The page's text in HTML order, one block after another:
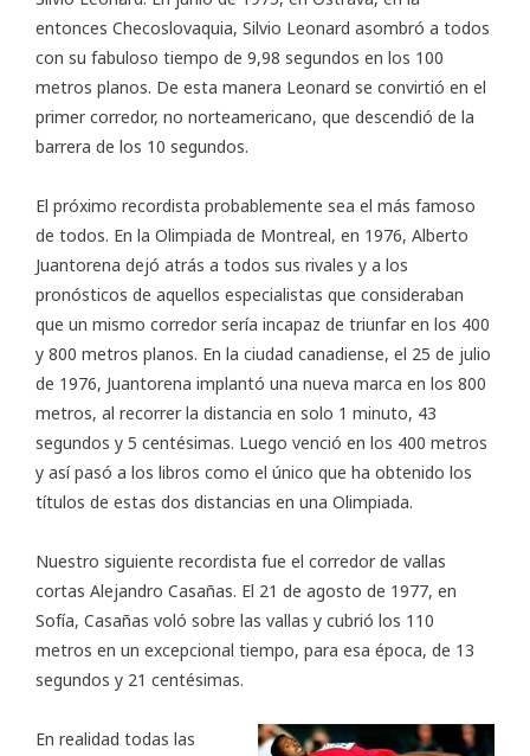
entonces Checoslovaquia, Silvio Leonard asombró a todos
con su fabuloso tiempo de 9,98 segundos en los 100
metros planos. De esta manera Leonard se convirtió en el
primer corredor, no norteamericano, que descendió de la
barrera de los 10 segundos.
El próximo recordista probablemente sea el más famoso
de todos. En la Olimpiada de Montreal, en 1976, Alberto
Juantorena dejó atrás a todos sus rivales y a los
pronósticos de aquellos especialistas que consideraban
que un mismo corredor sería incapaz de triunfar en los 400
y 800 metros planos. En la ciudad canadiense, el 25 de julio
de 1976, Juantorena implantó una nueva marca en los 800
metros, al recorrer la distancia en solo 1 minuto, 43
segundos y 5 centésimas. Luego venció en los 400 metros
y así pasó a los libros como el único que ha obtenido los
títulos de estas dos distancias en una Olimpiada.
Nuestro siguiente recordista fue el corredor de vallas
cortas Alejandro Casañas. El 21 de agosto de 1977, en
Sofía, Casañas voló sobre las vallas y cubrió los 110
metros en un excepcional tiempo, para esa época, de 13
segundos y 21 centésimas.
En realidad todas las